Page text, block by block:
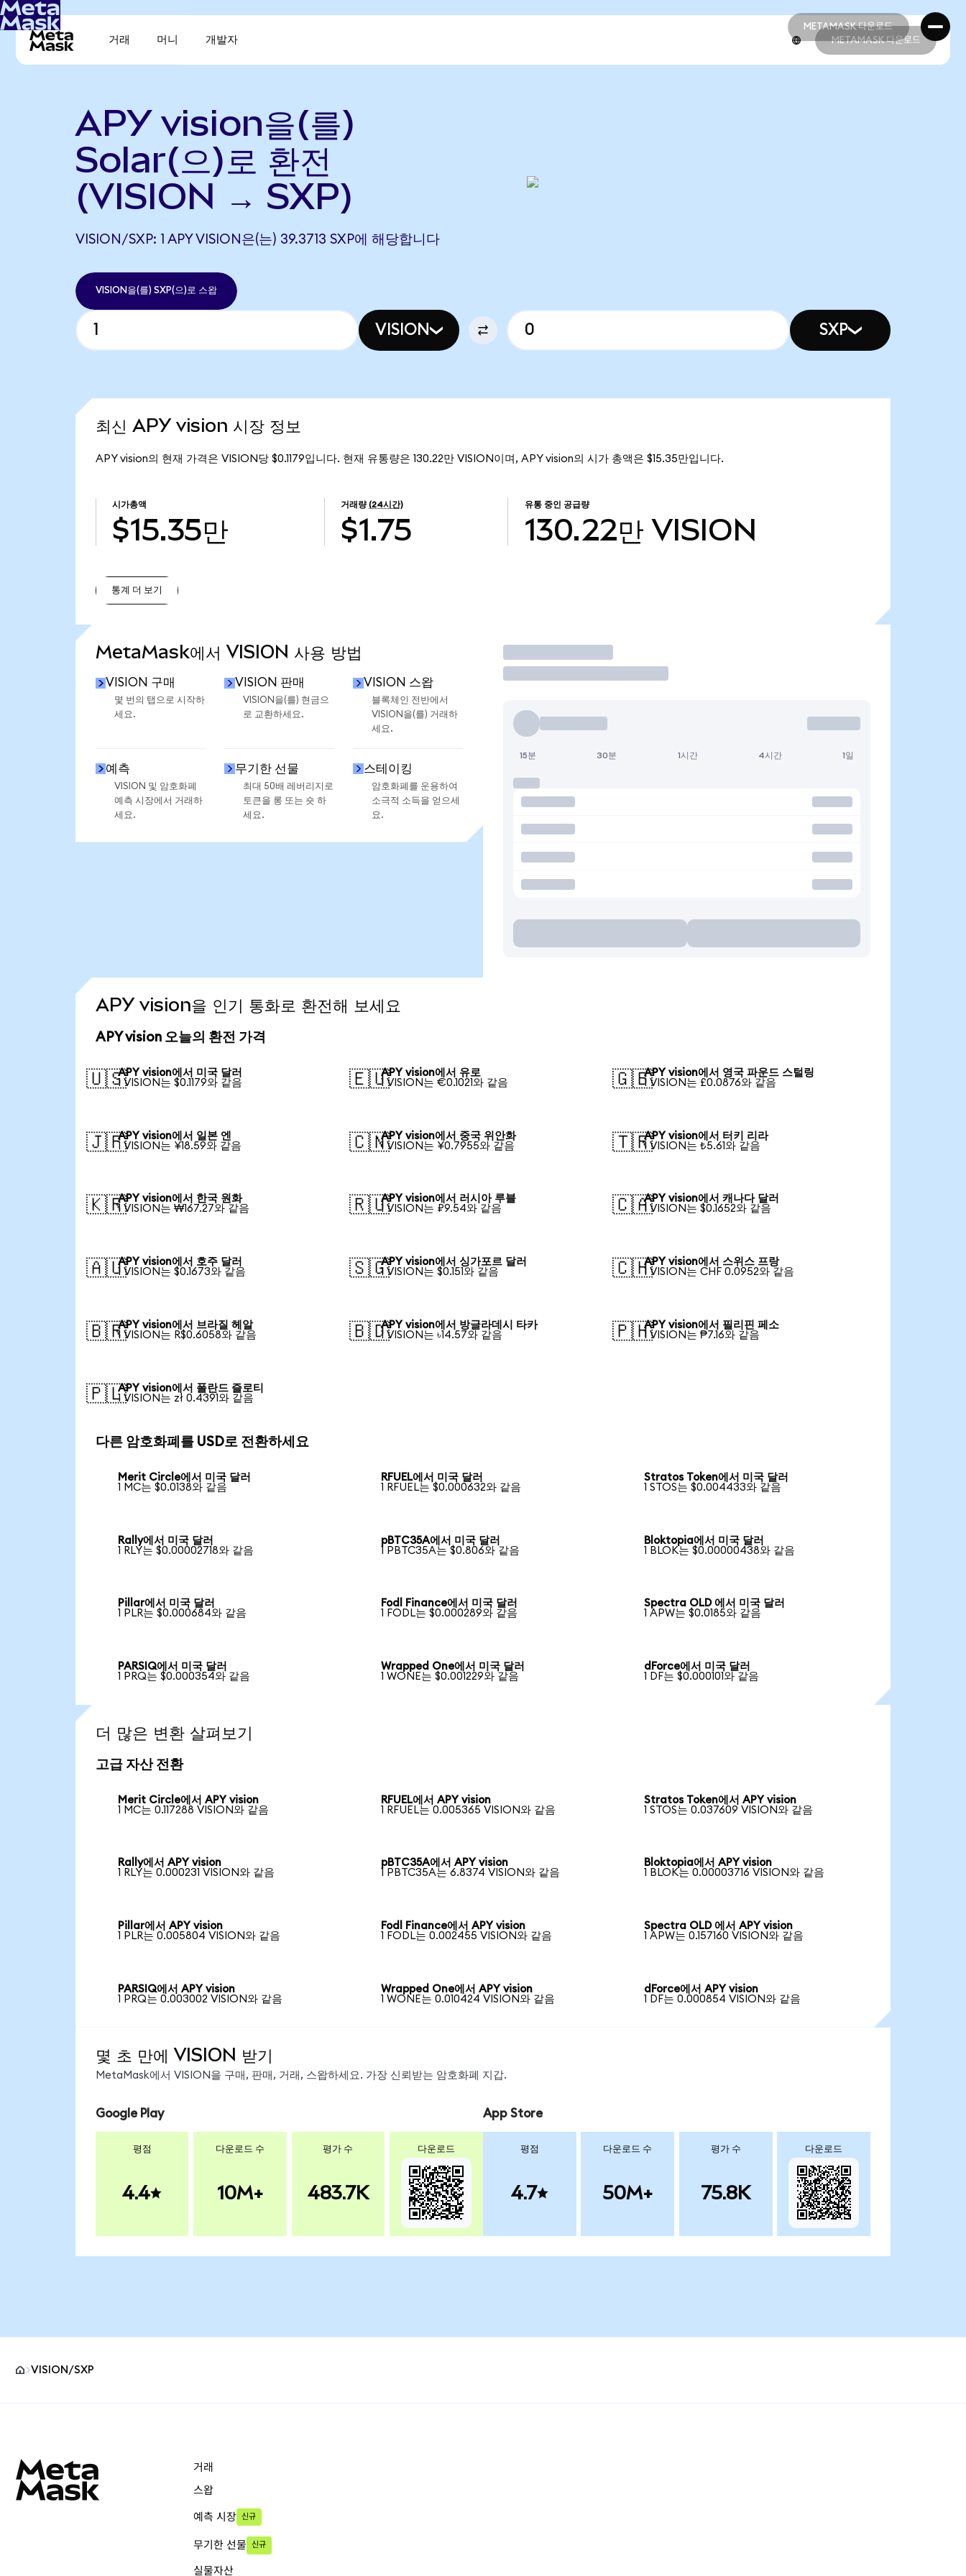
METAMASK 다운로드
METAMASK 다운로드
거래 머니 개발자 METAMASK 다운로드
APY vision을(를)
Solar(으)로 환전
(VISION → SXP)
VISION/SXP: 1 APY VISION은(는) 39.3713 SXP에 해당합니다
VISION을(를) SXP(으)로 스왑
VISION SXP
최신 APY vision 시장 정보
APY vision의 현재 가격은 VISION당 $0.1179입니다. 현재 유통량은 130.22만 VISION이며, APY vision의 시가 총액은 $15.35만입니다.
시가총액
$15.35만
거래량 (24시간)
$1.75
유통 중인 공급량
130.22만 VISION
통계 더 보기
MetaMask에서 VISION 사용 방법
VISION 구매
몇 번의 탭으로 시작하
세요.
VISION 판매
VISION을(를) 현금으
로 교환하세요.
VISION 스왑
블록체인 전반에서
VISION을(를) 거래하
세요.
예측
VISION 및 암호화폐
예측 시장에서 거래하
세요.
무기한 선물
최대 50배 레버리지로
토큰을 롱 또는 숏 하
세요.
스테이킹
암호화폐를 운용하여
소극적 소득을 얻으세
요.
거래
15분 30분 1시간 4시간 1일
APY vision을 인기 통화로 환전해 보세요
APY vision 오늘의 환전 가격
🇺🇸APY vision에서 미국 달러
1 VISION는 $0.1179와 같음
🇪🇺APY vision에서 유로
1 VISION는 €0.1021와 같음
🇬🇧APY vision에서 영국 파운드 스털링
1 VISION는 £0.0876와 같음
🇯🇵APY vision에서 일본 엔
1 VISION는 ¥18.59와 같음
🇨🇳APY vision에서 중국 위안화
1 VISION는 ¥0.7955와 같음
🇹🇷APY vision에서 터키 리라
1 VISION는 ₺5.61와 같음
🇰🇷APY vision에서 한국 원화
1 VISION는 ₩167.27와 같음
🇷🇺APY vision에서 러시아 루블
1 VISION는 ₽9.54와 같음
🇨🇦APY vision에서 캐나다 달러
1 VISION는 $0.1652와 같음
🇦🇺APY vision에서 호주 달러
1 VISION는 $0.1673와 같음
🇸🇬APY vision에서 싱가포르 달러
1 VISION는 $0.151와 같음
🇨🇭APY vision에서 스위스 프랑
1 VISION는 CHF 0.0952와 같음
🇧🇷APY vision에서 브라질 헤알
1 VISION는 R$0.6058와 같음
🇧🇩APY vision에서 방글라데시 타카
1 VISION는 ৳14.57와 같음
🇵🇭APY vision에서 필리핀 페소
1 VISION는 ₱7.16와 같음
🇵🇱APY vision에서 폴란드 즐로티
1 VISION는 zł 0.4391와 같음
다른 암호화폐를 USD로 전환하세요
Merit Circle에서 미국 달러
1 MC는 $0.0138와 같음
RFUEL에서 미국 달러
1 RFUEL는 $0.000632와 같음
Stratos Token에서 미국 달러
1 STOS는 $0.004433와 같음
Rally에서 미국 달러
1 RLY는 $0.00002718와 같음
pBTC35A에서 미국 달러
1 PBTC35A는 $0.806와 같음
Bloktopia에서 미국 달러
1 BLOK는 $0.00000438와 같음
Pillar에서 미국 달러
1 PLR는 $0.000684와 같음
Fodl Finance에서 미국 달러
1 FODL는 $0.000289와 같음
Spectra OLD 에서 미국 달러
1 APW는 $0.0185와 같음
PARSIQ에서 미국 달러
1 PRQ는 $0.000354와 같음
Wrapped One에서 미국 달러
1 WONE는 $0.001229와 같음
dForce에서 미국 달러
1 DF는 $0.000101와 같음
더 많은 변환 살펴보기
고급 자산 전환
Merit Circle에서 APY vision
1 MC는 0.117288 VISION와 같음
RFUEL에서 APY vision
1 RFUEL는 0.005365 VISION와 같음
Stratos Token에서 APY vision
1 STOS는 0.037609 VISION와 같음
Rally에서 APY vision
1 RLY는 0.000231 VISION와 같음
pBTC35A에서 APY vision
1 PBTC35A는 6.8374 VISION와 같음
Bloktopia에서 APY vision
1 BLOK는 0.00003716 VISION와 같음
Pillar에서 APY vision
1 PLR는 0.005804 VISION와 같음
Fodl Finance에서 APY vision
1 FODL는 0.002455 VISION와 같음
Spectra OLD 에서 APY vision
1 APW는 0.157160 VISION와 같음
PARSIQ에서 APY vision
1 PRQ는 0.003002 VISION와 같음
Wrapped One에서 APY vision
1 WONE는 0.010424 VISION와 같음
dForce에서 APY vision
1 DF는 0.000854 VISION와 같음
몇 초 만에 VISION 받기
MetaMask에서 VISION을 구매, 판매, 거래, 스왑하세요. 가장 신뢰받는 암호화폐 지갑.
Google Play
평점
4.4
다운로드 수
10M+
평가 수
483.7K
다운로드
App Store
평점
4.7
다운로드 수
50M+
평가 수
75.8K
다운로드
VISION/SXP
거래
스왑
예측 시장 신규
무기한 선물 신규
실물자산